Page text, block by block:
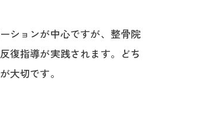
ションが中心ですが、整骨院
復指導が実践されます。どち
大切です。